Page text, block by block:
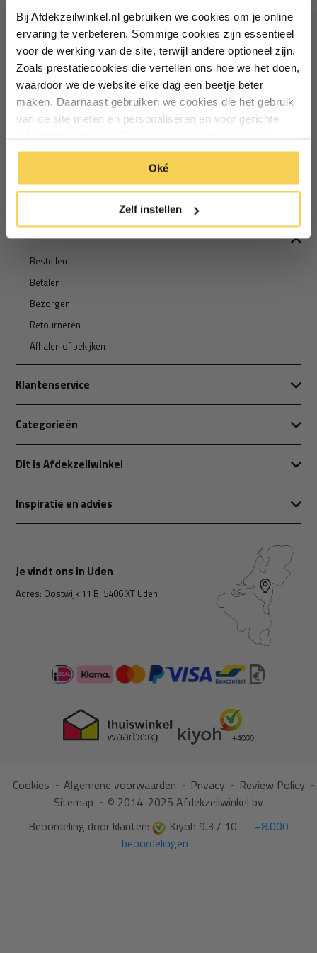
Bij Afdekzeilwinkel.nl gebruiken we cookies om je online
ervaring te verbeteren. Sommige cookies zijn essentieel
voor de werking van de site, terwijl andere optioneel zijn.
Zoals prestatiecookies die vertellen ons hoe we het doen,
waardoor we de website elke dag een beetje beter
maken. Daarnaast gebruiken we cookies die het gebruik
van de site meten en personaliseren en voor gerichte
manier. Klik op 'Oké' om alle cookies te accepteren. Of
klik op ‘alleen essentiele’ als je niet akkoord gaat met
cookies.
Oké
Zelf instellen
Ontvang €5 korting
Schrijf je in voor de nieuwsbrief en ontvang €5 welkomstkorting!
Email
Informatie
Bestellen
Betalen
Bezorgen
Retourneren
Afhalen of bekijken
Klantenservice
Categorieën
Dit is Afdekzeilwinkel
Inspiratie en advies
Je vindt ons in Uden
Adres: Oostwijk 11 B, 5406 XT Uden
Cookies Algemene voorwaarden Privacy
Review Policy
Sitemap
© 2014-2025 Afdekzeilwinkel bv
Beoordeling door klanten:
Kiyoh 9.3 / 10 -
+8.000
beoordelingen
Vul je e-mailadres in‍⁪⁪
Particulier Zakelijk
Inschrijven
*Geldig bij minimale besteding vanaf €75